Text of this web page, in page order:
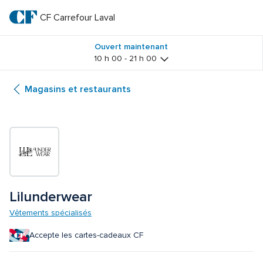
texte
principal
CF
Laval
CF Carrefour Laval
Ouvert maintenant
10 h 00 - 21 h 00
Magasins et restaurants
Lilunderwear
Vêtements spécialisés
Accepte les cartes-cadeaux CF